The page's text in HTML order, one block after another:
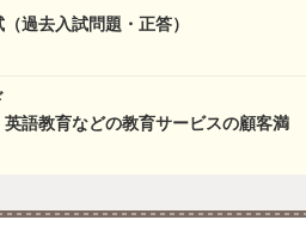
過去入試問題・正答）
英語教育などの教育サービスの顧客満